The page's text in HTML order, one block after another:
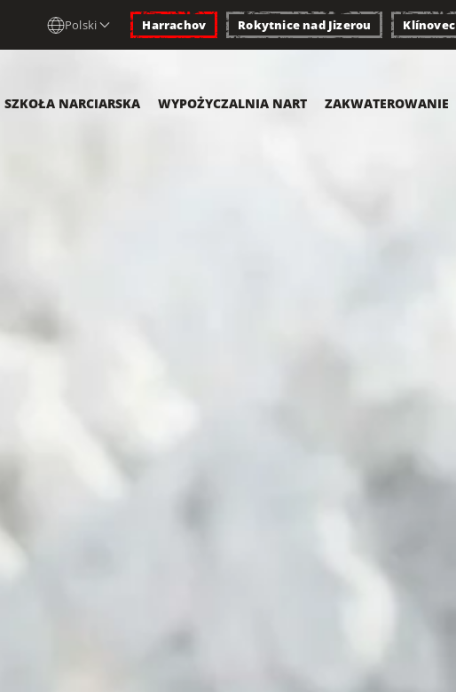
Polski Harrachov Rokytnice nad Jizerou Klínovec
SZKOŁA NARCIARSKA WYPOŻYCZALNIA NART ZAKWATEROWANIE